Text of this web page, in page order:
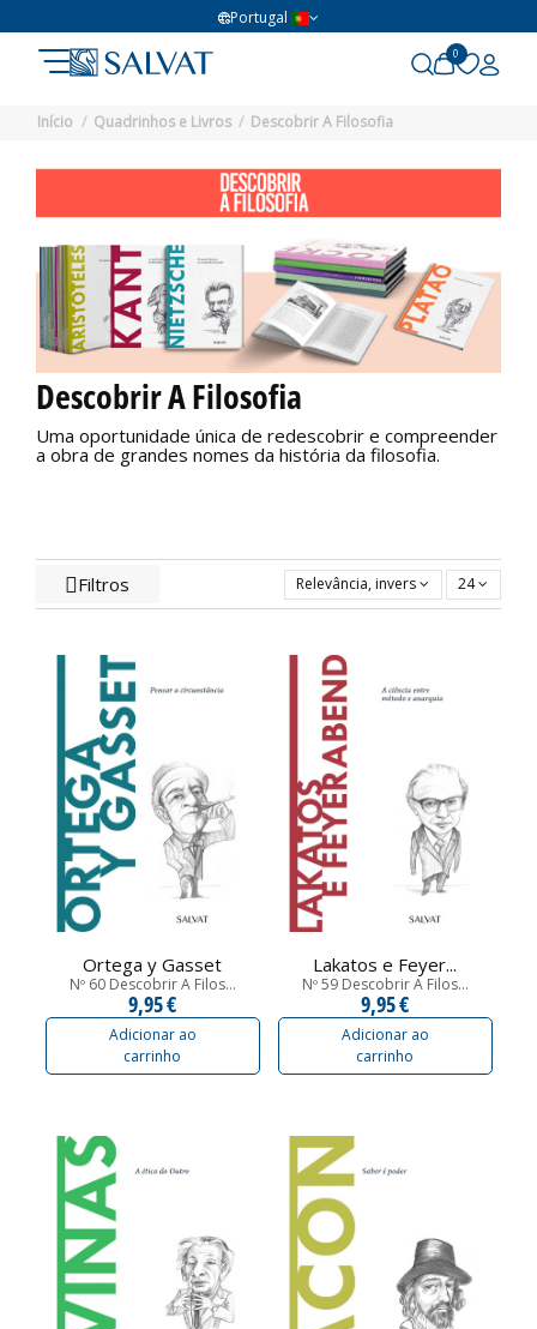
Portugal
0
Início Quadrinhos e Livros Descobrir A Filosofia
Descobrir A Filosofia
Uma oportunidade única de redescobrir e compreender
a obra de grandes nomes da história da filosofia.
Filtros Relevância, inversa 24
Ortega y Gasset
Nº 60 Descobrir A Filos...
9,95 €
Adicionar ao
carrinho
Lakatos e Feyer...
Nº 59 Descobrir A Filos...
9,95 €
Adicionar ao
carrinho